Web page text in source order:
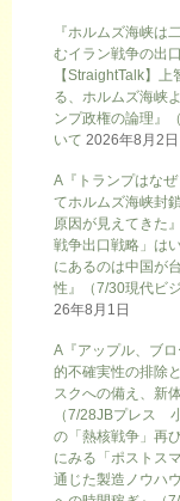
『ホルムズ海峡は
むイラン戦争の出
【StraightTalk】
る、ホルムズ海峡
ンプ政権の論理』
いて 2026年8月2日
A『トランプはな
てホルムズ海峡封
原因が見えてきた
戦争出口戦略」は
にあるのは中国が
性』（7/30現代ビ
26年8月1日
A『アップル、ブ
的不確実性の排除
スクへの備え、新
（7/28JBプレス
の「熱核戦争」再
にみる「ポスト
通じた製造ノウハ